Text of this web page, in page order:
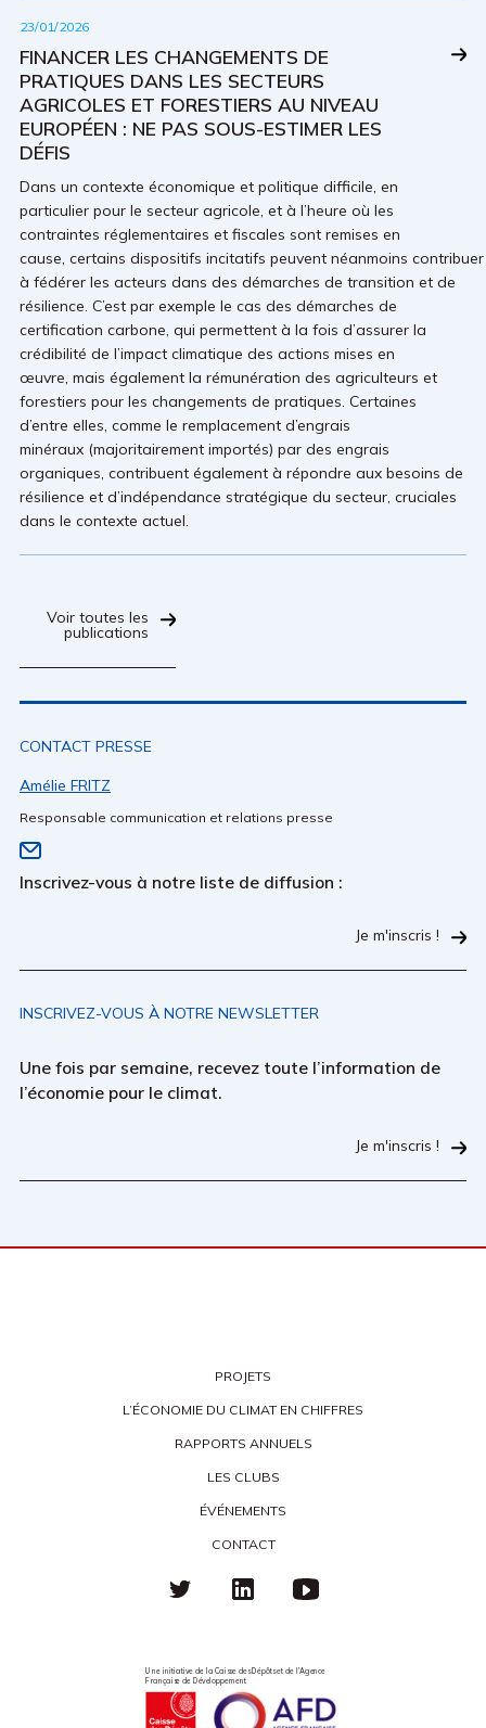
23/01/2026
FINANCER LES CHANGEMENTS DE
PRATIQUES DANS LES SECTEURS
AGRICOLES ET FORESTIERS AU NIVEAU
EUROPÉEN : NE PAS SOUS-ESTIMER LES
DÉFIS
Dans un contexte économique et politique difficile, en
particulier pour le secteur agricole, et à l’heure où les
contraintes réglementaires et fiscales sont remises en
cause, certains dispositifs incitatifs peuvent néanmoins contribuer
à fédérer les acteurs dans des démarches de transition et de
résilience. C’est par exemple le cas des démarches de
certification carbone, qui permettent à la fois d’assurer la
crédibilité de l’impact climatique des actions mises en
œuvre, mais également la rémunération des agriculteurs et
forestiers pour les changements de pratiques. Certaines
d’entre elles, comme le remplacement d’engrais
minéraux (majoritairement importés) par des engrais
organiques, contribuent également à répondre aux besoins de
résilience et d’indépendance stratégique du secteur, cruciales
dans le contexte actuel.
Voir toutes les
publications
CONTACT PRESSE
Amélie FRITZ
Responsable communication et relations presse
Inscrivez-vous à notre liste de diffusion :
Je m'inscris !
INSCRIVEZ-VOUS À NOTRE NEWSLETTER
Une fois par semaine, recevez toute l’information de
l’économie pour le climat.
Je m'inscris !
PROJETS
L’ÉCONOMIE DU CLIMAT EN CHIFFRES
RAPPORTS ANNUELS
LES CLUBS
ÉVÉNEMENTS
CONTACT
Une initiative de la Caisse des Dépôts et de l'Agence
Française de Développement